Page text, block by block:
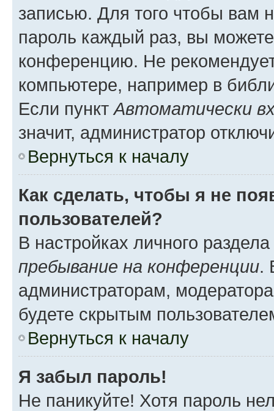
записью. Для того чтобы вам
пароль каждый раз, вы
конференцию. Не
компьютере, например в
Если пунктАвтоматически
значит, администратор
Вернуться к началу
Как сделать, чтобы я не
пользователей?
В настройках личного
пребывание на конференции.
администраторам,
будете скрытым
Вернуться к началу
Я забыл пароль!
Не паникуйте! Хотя пароль